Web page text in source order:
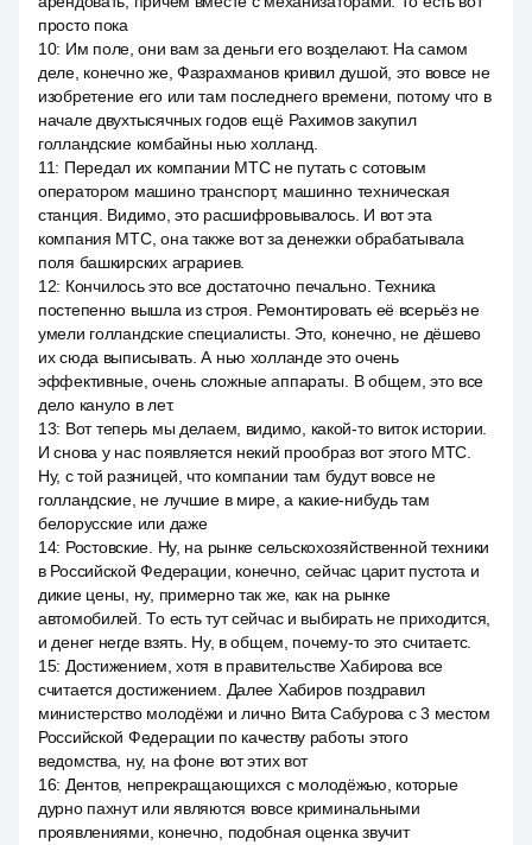
просто пока
10: Им поле, они вам за деньги его возделают. На самом
деле, конечно же, Фазрахманов кривил душой, это вовсе не
изобретение его или там последнего времени, потому что в
начале двухтысячных годов ещё Рахимов закупил
голландские комбайны нью холланд.
11: Передал их компании МТС не путать с сотовым
оператором машино транспорт, машинно техническая
станция. Видимо, это расшифровывалось. И вот эта
компания МТС, она также вот за денежки обрабатывала
поля башкирских аграриев.
12: Кончилось это все достаточно печально. Техника
постепенно вышла из строя. Ремонтировать её всерьёз не
умели голландские специалисты. Это, конечно, не дёшево
их сюда выписывать. А нью холланде это очень
эффективные, очень сложные аппараты. В общем, это все
дело кануло в лет.
13: Вот теперь мы делаем, видимо, какой-то виток истории.
И снова у нас появляется некий прообраз вот этого МТС.
Ну, с той разницей, что компании там будут вовсе не
голландские, не лучшие в мире, а какие-нибудь там
белорусские или даже
14: Ростовские. Ну, на рынке сельскохозяйственной техники
в Российской Федерации, конечно, сейчас царит пустота и
дикие цены, ну, примерно так же, как на рынке
автомобилей. То есть тут сейчас и выбирать не приходится,
и денег негде взять. Ну, в общем, почему-то это считаетс.
15: Достижением, хотя в правительстве Хабирова все
считается достижением. Далее Хабиров поздравил
министерство молодёжи и лично Вита Сабурова с 3 местом
Российской Федерации по качеству работы этого
ведомства, ну, на фоне вот этих вот
16: Дентов, непрекращающихся с молодёжью, которые
дурно пахнут или являются вовсе криминальными
проявлениями, конечно, подобная оценка звучит